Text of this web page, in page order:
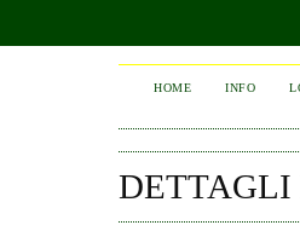
HOME INFO
DETTAGLI